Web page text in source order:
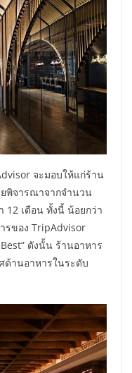
จะมอบให้แก่ร้าน
พิจารณาจากจำนวน
12 เดือน ทั้งนี้ น้อยกว่า
รของ TripAdvisor
ดังนั้น ร้านอาหาร
ด้านอาหารในระดับ